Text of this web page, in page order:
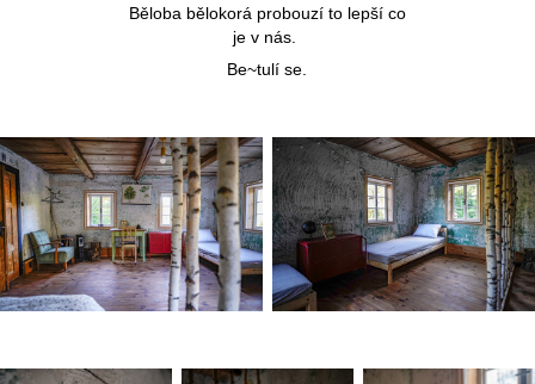
Běloba bělokorá probouzí to lepší co
je v nás.
Be~tulí se.